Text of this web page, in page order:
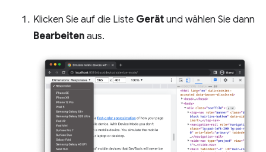
Klicken Sie auf die Liste Gerät und wählen Sie dann
Bearbeiten aus.